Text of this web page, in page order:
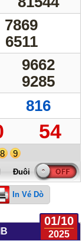
7869
6511
9662
9285
816
54
8 9
In Vé Dò
01/10
2025